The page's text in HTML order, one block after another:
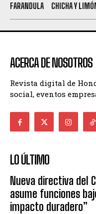
FARANDULA
CHICHA Y
ACERCA DE NOSOTROS
Revista digital de
social, eventos
LO ÚLTIMO
Nueva directiva del
asume funciones
impacto duradero”